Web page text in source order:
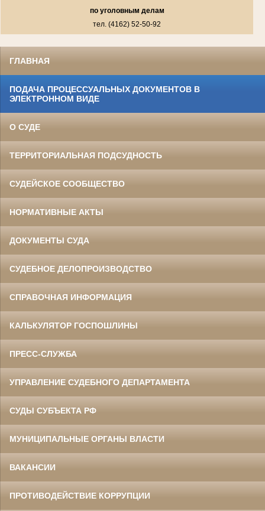
по уголовным делам
тел. (4162) 52-50-92
ГЛАВНАЯ
ПОДАЧА ПРОЦЕССУАЛЬНЫХ ДОКУМЕНТОВ В
ЭЛЕКТРОННОМ ВИДЕ
О СУДЕ
ТЕРРИТОРИАЛЬНАЯ ПОДСУДНОСТЬ
СУДЕЙСКОЕ СООБЩЕСТВО
НОРМАТИВНЫЕ АКТЫ
ДОКУМЕНТЫ СУДА
СУДЕБНОЕ ДЕЛОПРОИЗВОДСТВО
СПРАВОЧНАЯ ИНФОРМАЦИЯ
КАЛЬКУЛЯТОР ГОСПОШЛИНЫ
ПРЕСС-СЛУЖБА
УПРАВЛЕНИЕ СУДЕБНОГО ДЕПАРТАМЕНТА
СУДЫ СУБЪЕКТА РФ
МУНИЦИПАЛЬНЫЕ ОРГАНЫ ВЛАСТИ
ВАКАНСИИ
ПРОТИВОДЕЙСТВИЕ КОРРУПЦИИ